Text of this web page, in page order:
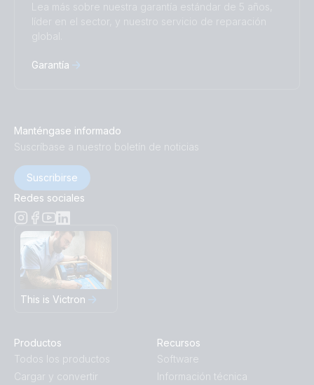
Lea más sobre nuestra garantía estándar de 5 años,
líder en el sector, y nuestro servicio de reparación
global.
Garantía
Manténgase informado
Suscríbase a nuestro boletín de noticias
Suscribirse
Redes sociales
This is Victron
Productos
Todos los productos
Cargar y convertir
Recursos
Software
Información técnica